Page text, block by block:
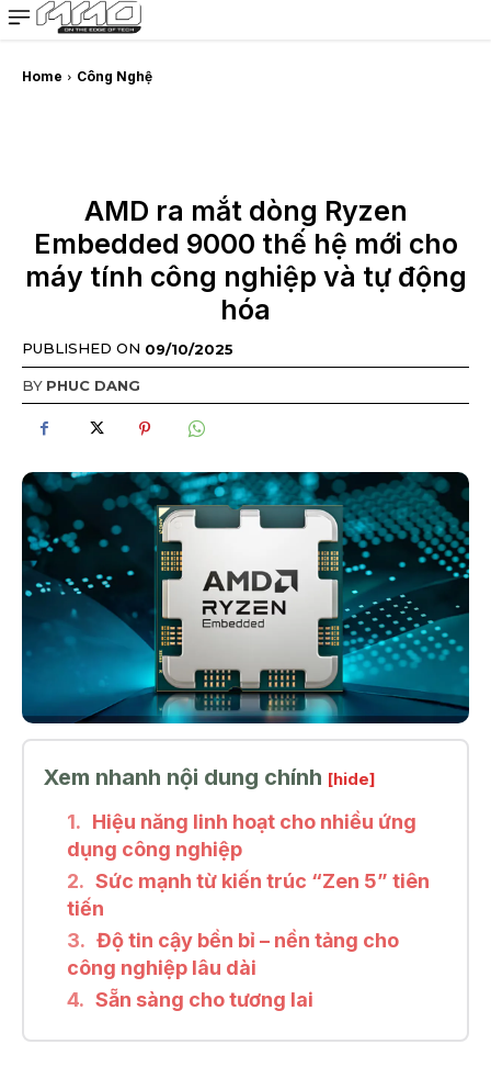
MMOSITE - Thông tin công nghệ
Bài viết nổi bật
Home Công Nghệ
AMD ra mắt dòng Ryzen
Embedded 9000 thế hệ mới cho
máy tính công nghiệp và tự động
hóa
PUBLISHED ON 09/10/2025
BY PHUC DANG
Xem nhanh nội dung chính [hide]
Hiệu năng linh hoạt cho nhiều ứng
dụng công nghiệp
Sức mạnh từ kiến trúc “Zen 5” tiên
tiến
Độ tin cậy bền bỉ – nền tảng cho
công nghiệp lâu dài
Sẵn sàng cho tương lai